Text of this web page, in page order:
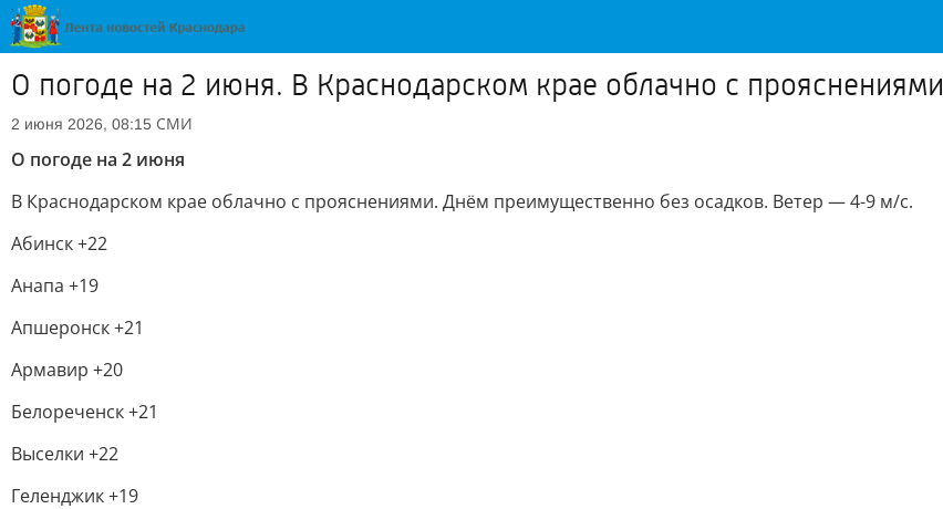
О погоде на 2 июня. В Краснодарском крае облачно с прояснениями
2 июня 2026, 08:15 СМИ
О погоде на 2 июня
В Краснодарском крае облачно с прояснениями. Днём преимущественно без осадков. Ветер — 4-9 м/с.
Абинск +22
Анапа +19
Апшеронск +21
Армавир +20
Белореченск +21
Выселки +22
Геленджик +19